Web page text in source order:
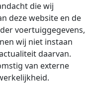
die wij
deze website en de
voertuiggegevens,
wij niet instaan
daarvan.
van externe